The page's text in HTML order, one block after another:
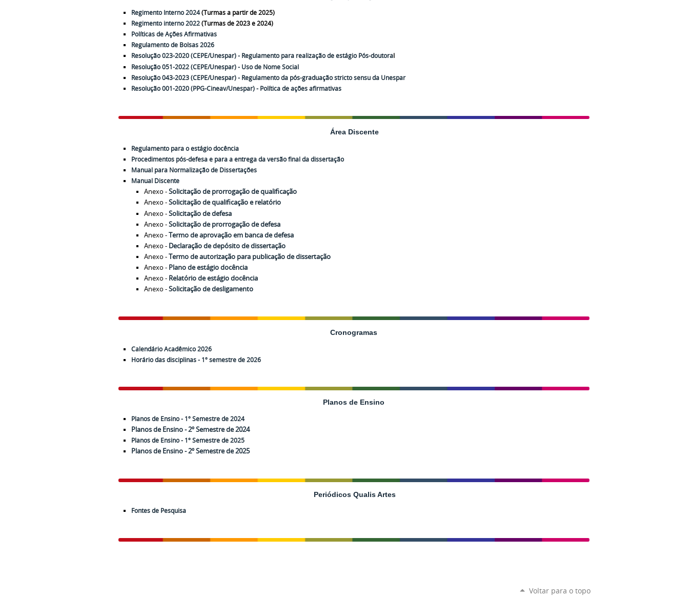
Regimento Interno 2024(Turmas a partir de 2025)
Regimento interno 2022(Turmas de 2023 e 2024)
Políticas de Ações Afirmativas
Regulamento de Bolsas 2026
Resolução 023-2020 (CEPE/Unespar) - Regulamento para realização de estágio Pós-doutoral
Resolução 051-2022 (CEPE/Unespar) - Uso de Nome Social
Resolução 043-2023 (CEPE/Unespar) - Regulamento da pós-graduação stricto sensu da Unespar
Resolução 001-2020 (PPG-Cineav/Unespar) - Política de ações afirmativas
Área Discente
Regulamento para o estágio docência
Procedimentos pós-defesa e para a entrega da versão final da dissertação
Manual para Normalização de Dissertações
Manual Discente
Anexo -Solicitação de prorrogação de qualificação
Anexo -Solicitação de qualificação e relatório
Anexo -Solicitação de defesa
Anexo -Solicitação de prorrogação de defesa
Anexo -Termo de aprovação em banca de defesa
Anexo - Declaração de depósito de dissertação
Anexo -Termo de autorização para publicação de dissertação
Anexo - Plano de estágio docência
Anexo - Relatório de estágio docência
Anexo -Solicitação de desligamento
Cronogramas
Calendário Acadêmico 2026
Horário das disciplinas - 1º semestre de 2026
Planos de Ensino
Planos de Ensino - 1º Semestre de 2024
Planos de Ensino - 2º Semestre de 2024
Planos de Ensino - 1º Semestre de 2025
Planos de Ensino - 2º Semestre de 2025
Periódicos Qualis Artes
Fontes de Pesquisa
Voltar para o topo